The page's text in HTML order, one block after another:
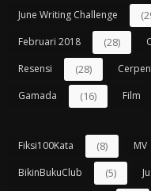
June Writing Challenge
Februari 2018 (28)
Resensi (28) Cerpen
Gamada (16) Film
Fiksi100Kata (8) MV
BikinBukuClub (5)